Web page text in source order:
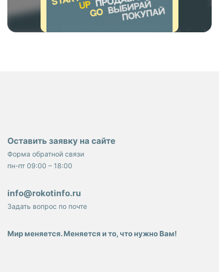
Оставить заявку на сайте
Форма обратной связи
пн-пт 09:00 – 18:00
info@rokotinfo.ru
Задать вопрос по почте
Мир меняется. Меняется и то, что нужно Вам!